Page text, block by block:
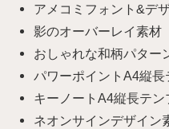
アメコミフォント&デ
影のオーバーレイ素材
おしゃれな和柄パター
パワーポイントA4縦長
キーノートA4縦長テン
ネオンサインデザイン